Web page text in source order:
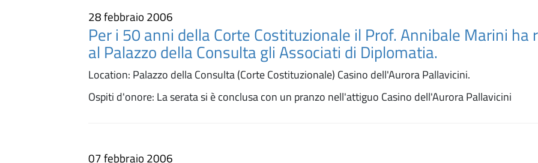
28 febbraio 2006
Per i 50 anni della Corte Costituzionale il Prof. Annibale Marini ha
al Palazzo della Consulta gli Associati di Diplomatia.
Location: Palazzo della Consulta (Corte Costituzionale) Casino dell'Aurora Pallavicini.
Ospiti d'onore: La serata si è conclusa con un pranzo nell'attiguo Casino dell'Aurora Pallavicini
07 febbraio 2006